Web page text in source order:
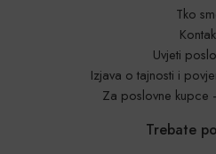
Tko
Uvjeti
Izjava o tajnosti i
Za poslovne
Trebate